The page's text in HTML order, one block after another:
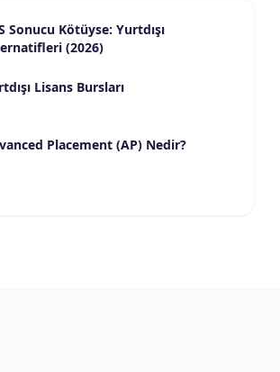
Sonucu Kötüyse: Yurtdışı
(2026)
Lisans Bursları
Placement (AP) Nedir?